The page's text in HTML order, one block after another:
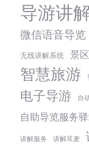
导游讲
微信语音导览
无线讲解系统 景
智慧旅游
电子导游 自
自助导览服务
讲解服务 讲解耳麦